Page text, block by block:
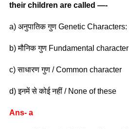
their children are called —-
a) अनुपातिक गुण Genetic Characters:
b) मौनिक गुण Fundamental character
c) साधारण गुण / Common character
d) इनमें से कोई नहीं / None of these
Ans- a